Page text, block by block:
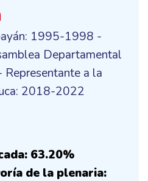
1995-1998 -
Departamental
a la
2018-2022
63.20%
de la plenaria: